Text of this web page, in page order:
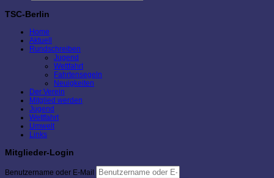
TSC-Berlin
Home
Aktuell
Rundschreiben
Jugend
Wettfahrt
Fahrtensegeln
Neuigkeiten
Der Verein
Mitglied werden
Jugend
Wettfahrt
Umwelt
Links
Mitglieder-Login
Benutzername oder E-Mail